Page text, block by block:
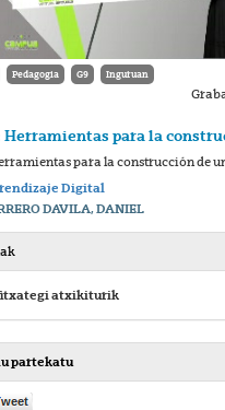
Pedagogia G9 Inguruan
Herramientas para la
para la construcción de
Digital
DAVILA, DANIEL
fitxategi atxikiturik
partekatu